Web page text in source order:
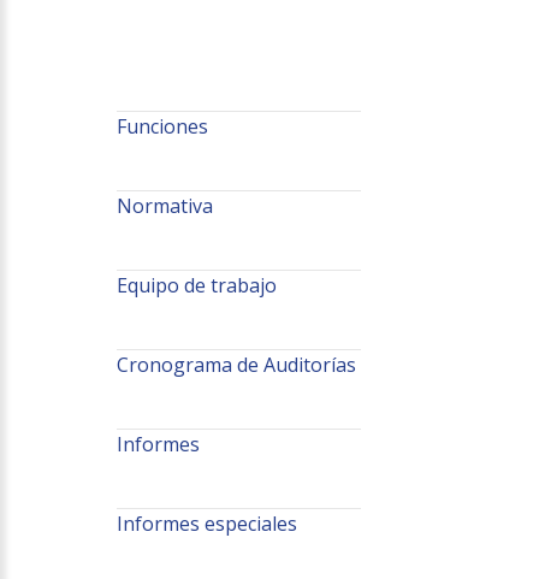
Funciones
Normativa
Equipo de trabajo
Cronograma de Auditorías
Informes
Informes especiales